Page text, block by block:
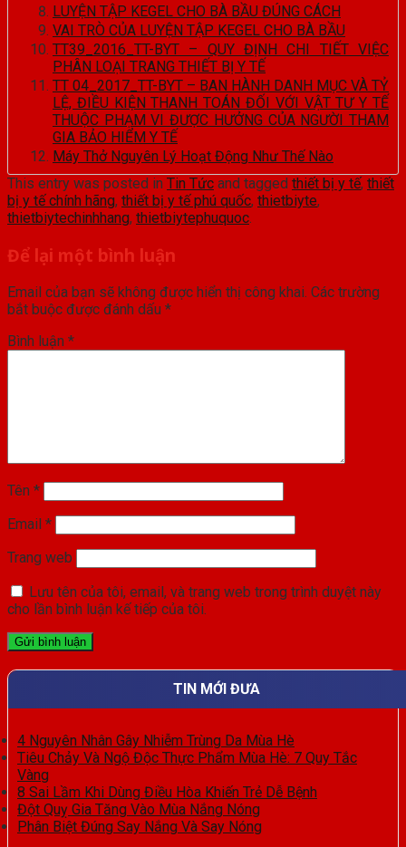
LUYỆN TẬP KEGEL CHO BÀ BẦU ĐÚNG CÁCH
VAI TRÒ CỦA LUYỆN TẬP KEGEL CHO BÀ BẦU
TT39_2016_TT-BYT – QUY ĐỊNH CHI TIẾT VIỆC
PHÂN LOẠI TRANG THIẾT BỊ Y TẾ
TT 04_2017_TT-BYT – BAN HÀNH DANH MỤC VÀ TỶ
LỆ, ĐIỀU KIỆN THANH TOÁN ĐỐI VỚI VẬT TƯ Y TẾ
THUỘC PHẠM VI ĐƯỢC HƯỞNG CỦA NGƯỜI THAM
GIA BẢO HIỂM Y TẾ
Máy Thở Nguyên Lý Hoạt Động Như Thế Nào
This entry was posted in Tin Tức and tagged thiết bị y tế, thiết
bị y tế chính hãng, thiết bị y tế phú quốc, thietbiyte,
thietbiytechinhhang, thietbiytephuquoc.
Để lại một bình luận
Email của bạn sẽ không được hiển thị công khai. Các trường
bắt buộc được đánh dấu *
Bình luận *
Tên *
Email *
Trang web
Lưu tên của tôi, email, và trang web trong trình duyệt này
cho lần bình luận kế tiếp của tôi.
TIN MỚI ĐƯA
4 Nguyên Nhân Gây Nhiễm Trùng Da Mùa Hè
Tiêu Chảy Và Ngộ Độc Thực Phẩm Mùa Hè: 7 Quy Tắc
Vàng
8 Sai Lầm Khi Dùng Điều Hòa Khiến Trẻ Dễ Bệnh
Đột Quỵ Gia Tăng Vào Mùa Nắng Nóng
Phân Biệt Đúng Say Nắng Và Say Nóng